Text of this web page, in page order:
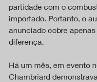
partidade com o
importado. Portanto, o
anunciado cobre
diferença.
Há um mês, em evento
Chambriard